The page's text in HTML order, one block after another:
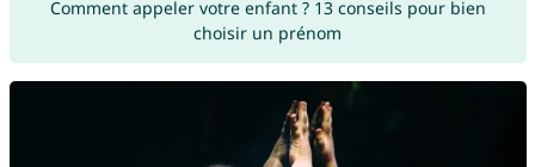
Comment appeler votre enfant ? 13 conseils pour bien
choisir un prénom